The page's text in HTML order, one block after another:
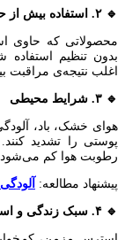
🔹 ۲. استفاده بیش از حد از محصولات فعال
بدون تنظیم
اغلب نتیجه‌ی مراقبت
🔹 ۳. شرایط محیطی
هوای خشک، باد،
پوستی را تشدید
رطوبت هوا کم
پیشنهاد مطالعه:
🔹 ۴. سبک زندگی و استرس